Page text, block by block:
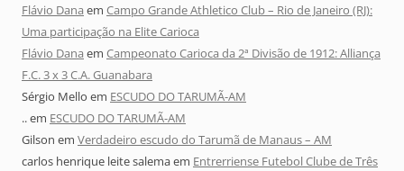
Flávio Dana em Campo Grande Athletico Club – Rio de Janeiro (RJ):
Uma participação na Elite Carioca
Flávio Dana em Campeonato Carioca da 2ª Divisão de 1912: Alliança
F.C. 3 x 3 C.A. Guanabara
Sérgio Mello em ESCUDO DO TARUMÃ-AM
..em ESCUDO DO TARUMÃ-AM
Gilson em Verdadeiro escudo do Tarumã de Manaus – AM
carlos henrique leite salemaem Entrerriense Futebol Clube de Três